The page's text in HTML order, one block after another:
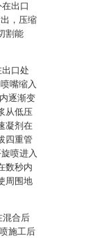
出口
，压缩
割能
口处
嘴缩入
逐渐变
从低压
凝剂在
四重管
喷进入
数秒内
周围地
混合后
施工后